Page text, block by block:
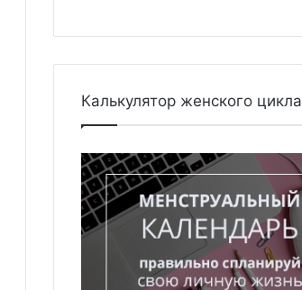
Калькулятор женского цикла